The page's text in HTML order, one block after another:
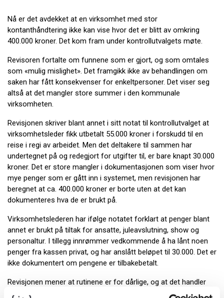
Nå er det avdekket at en virksomhet med stor
kontanthåndtering ikke kan vise hvor det er blitt av omkring
400.000 kroner. Det kom fram under kontrollutvalgets møte.
Revisoren fortalte om funnene som er gjort, og som omtales
som «mulig mislighet». Det framgikk ikke av behandlingen om
saken har fått konsekvenser for enkeltpersoner. Det viser seg
altså at det mangler store summer i den kommunale
virksomheten.
Revisjonen skriver blant annet i sitt notat til kontrollutvalget at
virksomhetsleder fikk utbetalt 55.000 kroner i forskudd til en
reise i regi av arbeidet. Men det deltakere til sammen har
undertegnet på og redegjort for utgifter til, er bare knapt 30.000
kroner. Det er store mangler i dokumentasjonen som viser hvor
mye penger som er gått inn i systemet, men revisjonen har
beregnet at ca. 400.000 kroner er borte uten at det kan
dokumenteres hva de er brukt på.
Virksomhetslederen har ifølge notatet forklart at penger blant
annet er brukt på tiltak for ansatte, juleavslutning, show og
personaltur. I tillegg innrømmer vedkommende å ha lånt noen
penger fra kassen privat, og har anslått beløpet til 30.000. Det er
ikke dokumentert om pengene er tilbakebetalt.
Revisjonen mener at rutinene er for dårlige, og at det handler
om systemsvikt på alle nivåer. Samtidig framholder de at det